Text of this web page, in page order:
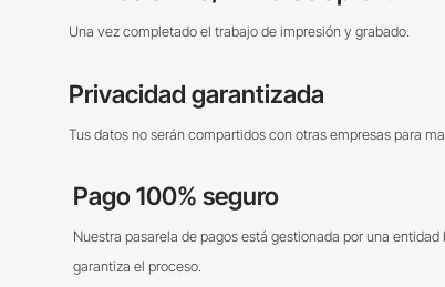
Una vez completado el trabajo de impresión y grabado.
Privacidad garantizada
Tus datos no serán compartidos con otras empresas para
Pago 100% seguro
Nuestra pasarela de pagos está gestionada por una entidad
garantiza el proceso.